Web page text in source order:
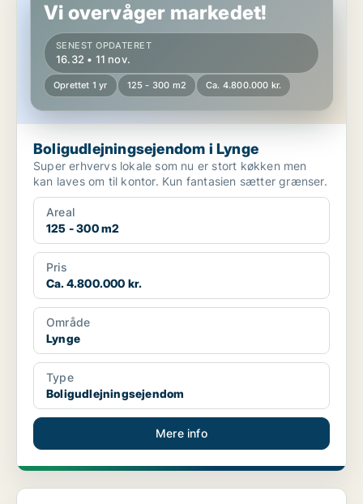
Vi overvåger markedet!
SENEST OPDATERET
16.32 • 11 nov.
Oprettet 1 yr 125 - 300 m2 Ca. 4.800.000 kr.
Boligudlejningsejendom i Lynge
Super erhvervs lokale som nu er stort køkken men
kan laves om til kontor. Kun fantasien sætter grænser.
Areal
125 - 300 m2
Pris
Ca. 4.800.000 kr.
Område
Lynge
Type
Boligudlejningsejendom
Mere info
Erhvervsgrund i Ålsgårde